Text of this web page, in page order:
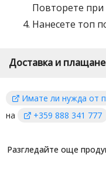
Повторете при
Нанесете топ
Доставка и плащане
Имате ли нужда от
на
+359 888 341 777
Разгледайте още